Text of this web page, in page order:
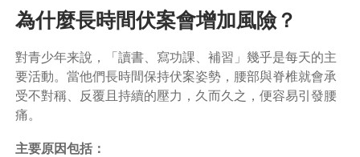
為什麼長時間伏案會增加風險？
對青少年来說，「讀書、寫功課、補習」幾乎是每天的主
要活動。當他們長時間保持伏案姿勢，腰部與脊椎就會承
受不對稱、反覆且持續的壓力，久而久之，便容易引發腰
痛。
主要原因包括：